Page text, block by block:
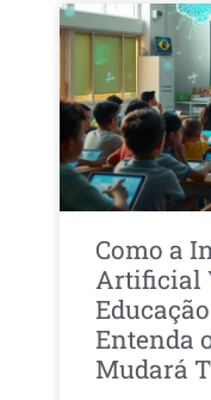
Como a
Artificial
Entenda
Mudará